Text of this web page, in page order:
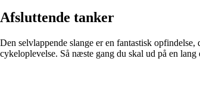
Afsluttende tanker
Den selvlappende slange er en fantastisk
cykeloplevelse. Så næste gang du skal ud på en